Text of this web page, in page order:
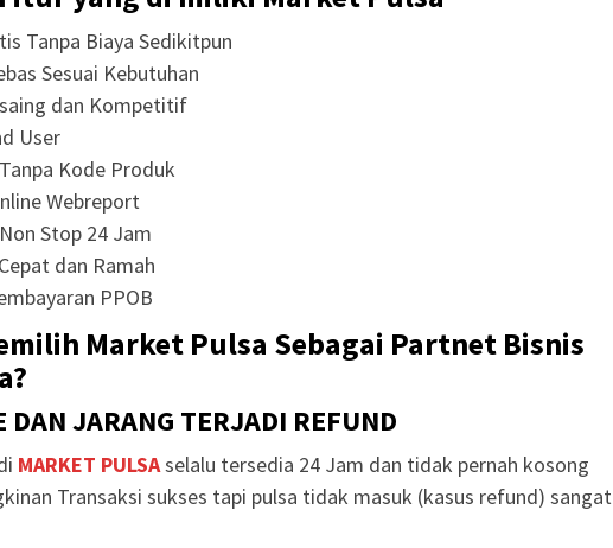
Tanpa Biaya Sedikitpun
Sesuai Kebutuhan
dan Kompetitif
User
Kode Produk
Webreport
Stop 24 Jam
dan Ramah
PPOB
Market Pulsa Sebagai Partnet Bisnis
DAN JARANG TERJADI REFUND
MARKET PULSAselalu tersedia 24 Jam dan tidak pernah kosong
Transaksi sukses tapi pulsa tidak masuk (kasus refund) sangat